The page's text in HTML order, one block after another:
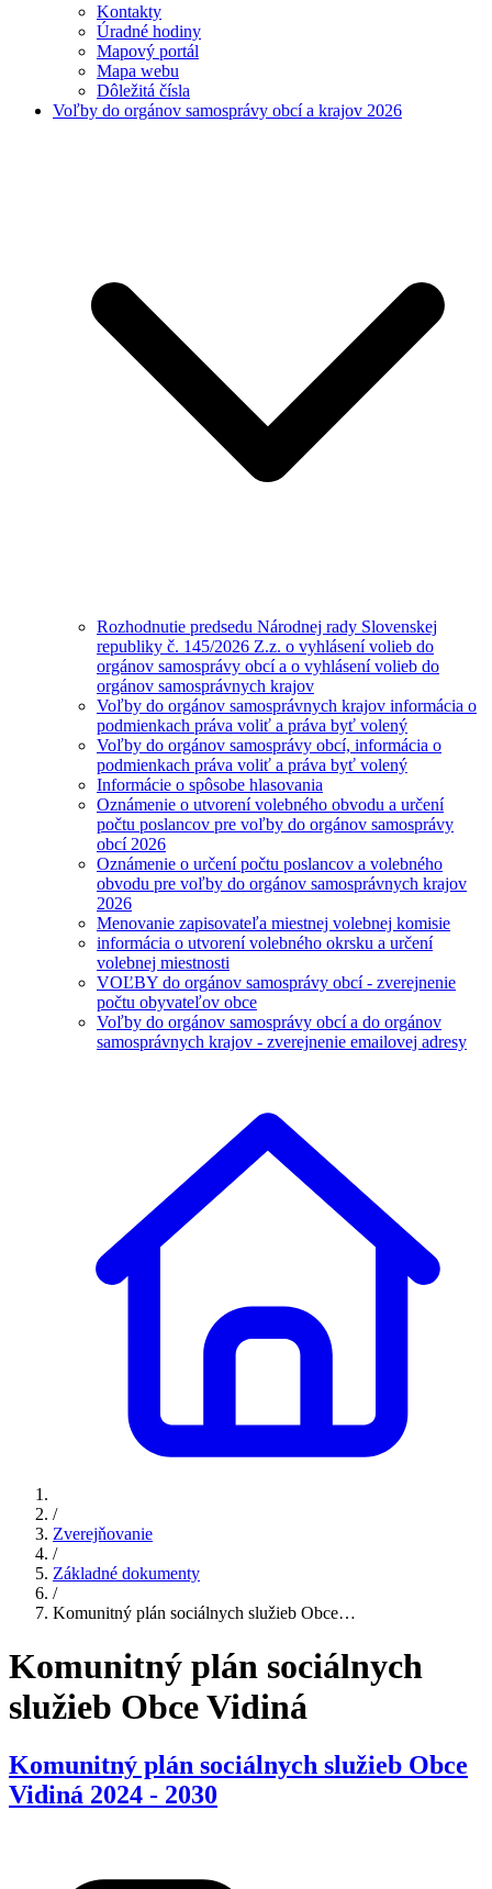
Kontakty
Úradné hodiny
Mapový portál
Mapa webu
Dôležitá čísla
Voľby do orgánov samosprávy obcí a krajov 2026
Rozhodnutie predsedu Národnej rady Slovenskej
republiky č. 145/2026 Z.z. o vyhlásení volieb do
orgánov samosprávy obcí a o vyhlásení volieb do
orgánov samosprávnych krajov
Voľby do orgánov samosprávnych krajov informácia o
podmienkach práva voliť a práva byť volený
Voľby do orgánov samosprávy obcí, informácia o
podmienkach práva voliť a práva byť volený
Informácie o spôsobe hlasovania
Oznámenie o utvorení volebného obvodu a určení
počtu poslancov pre voľby do orgánov samosprávy
obcí 2026
Oznámenie o určení počtu poslancov a volebného
obvodu pre voľby do orgánov samosprávnych krajov
2026
Menovanie zapisovateľa miestnej volebnej komisie
informácia o utvorení volebného okrsku a určení
volebnej miestnosti
VOĽBY do orgánov samosprávy obcí - zverejnenie
počtu obyvateľov obce
Voľby do orgánov samosprávy obcí a do orgánov
samosprávnych krajov - zverejnenie emailovej adresy
/
Zverejňovanie
/
Základné dokumenty
/
Komunitný plán sociálnych služieb Obce…
Komunitný plán sociálnych
služieb Obce Vidiná
Komunitný plán sociálnych služieb Obce
Vidiná 2024 - 2030